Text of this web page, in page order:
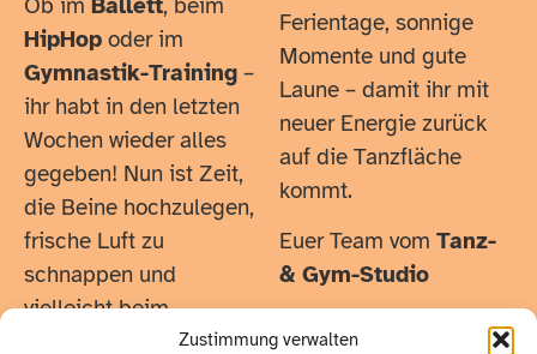
Zustimmung verwalten
Ob im Ballett, beim
HipHop oder im
Gymnastik-Training –
ihr habt in den letzten
Wochen wieder alles
gegeben! Nun ist Zeit,
die Beine hochzulegen,
frische Luft zu
schnappen und
vielleicht beim
Ferientage, sonnige
Momente und gute
Laune – damit ihr mit
neuer Energie zurück
auf die Tanzfläche
kommt.
Euer Team vomTanz-
& Gym-Studio